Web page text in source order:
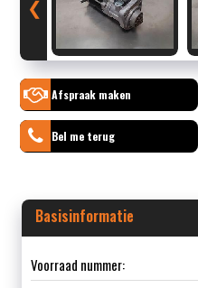
❮
Afspraak maken
Bel me terug
Basisinformatie
Voorraad nummer: